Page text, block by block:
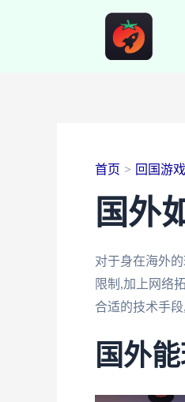
首页 回国游
国外
对于身在海外
限制,加上网络
合适的技术手
国外